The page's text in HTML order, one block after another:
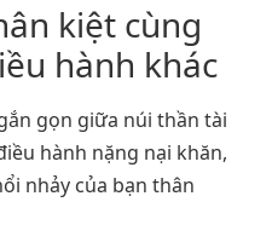
kiệt cùng
hành khác
gọn giữa núi thần tài
hành nặng nại khăn,
nhảy của bạn thân